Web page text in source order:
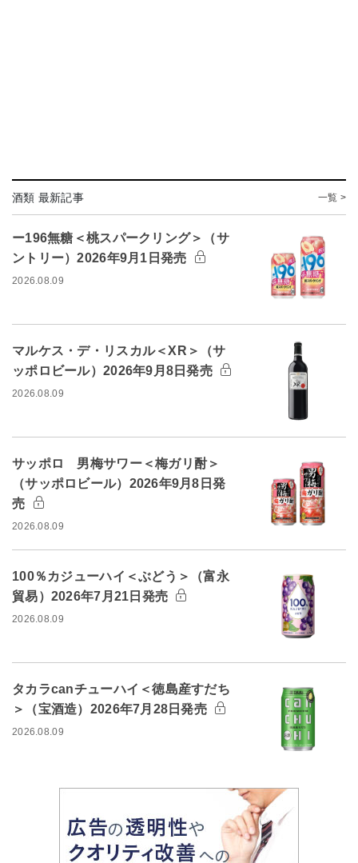
酒類 最新記事 一覧 >
ー196無糖＜桃スパークリング＞（サ
ントリー）2026年9月1日発売
2026.08.09
マルケス・デ・リスカル＜XR＞（サ
ッポロビール）2026年9月8日発売
2026.08.09
サッポロ 男梅サワー＜梅ガリ酎＞
（サッポロビール）2026年9月8日発
売
2026.08.09
100％カジューハイ＜ぶどう＞（富永
貿易）2026年7月21日発売
2026.08.09
タカラcanチューハイ＜徳島産すだち
＞（宝酒造）2026年7月28日発売
2026.08.09